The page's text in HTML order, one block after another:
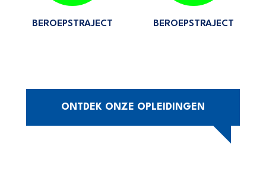
BEROEPSTRAJECT BEROEPSTRAJECT
ONTDEK ONZE OPLEIDINGEN